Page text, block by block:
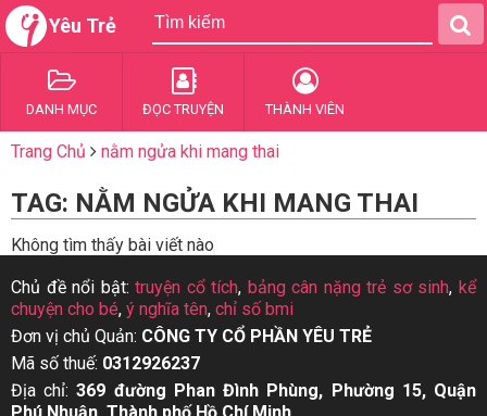
Yêu Trẻ
DANH MỤC ĐỌC TRUYỆN THÀNH VIÊN
Trang Chủ nằm ngửa khi mang thai
TAG: NẰM NGỬA KHI MANG THAI
Không tìm thấy bài viết nào
Chủ đề nổi bật:truyện cổ tích, bảng cân nặng trẻ sơ sinh,kể
chuyện cho bé, ý nghĩa tên, chỉ số bmi
Đơn vị chủ Quản: CÔNG TY CỔ PHẦN YÊU TRẺ
Mã số thuế: 0312926237
Địa chỉ:369 đường Phan Đình Phùng, Phường 15, Quận